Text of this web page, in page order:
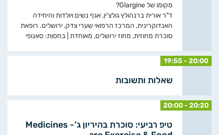
מקומו של Glargine?
ד"ר אורית ברנהולץ גולצ'ין, אגף נשים ויולדות והיחידה
האנדוקרינית, המרכז הרפואי שערי צדק, ירושלים. רופאת
סוכרת מחוזית, מחוז ירושלים, מאוחדת | בחסות: סאנופי
19:55 - 20:00
שאלות ותשובות
20:00 - 20:20
טיפ רביעי: סוכרת בהיריון ג‘- Medicines